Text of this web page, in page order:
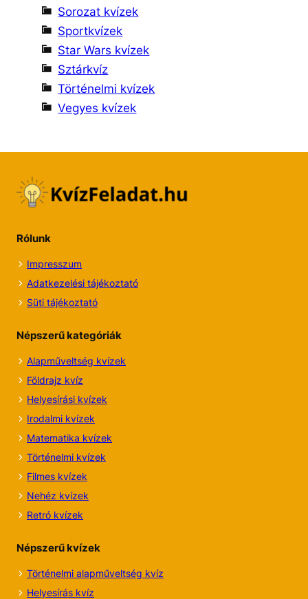
Sorozat kvízek
Sportkvízek
Star Wars kvízek
Sztárkvíz
Történelmi kvízek
Vegyes kvízek
Rólunk
Impresszum
Adatkezelési tájékoztató
Süti tájékoztató
Népszerű kategóriák
Alapműveltség kvízek
Földrajz kvíz
Helyesírási kvízek
Irodalmi kvízek
Matematika kvízek
Történelmi kvízek
Filmes kvízek
Nehéz kvízek
Retró kvízek
Népszerű kvízek
Történelmi alapműveltség kvíz
Helyesírás kvíz